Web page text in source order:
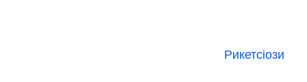
Рикетсіози